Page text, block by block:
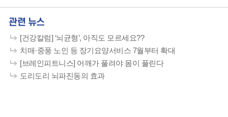
관련 뉴스
[건강칼럼] ‘뇌균형’, 아직도 모르세요??
치매·중풍 노인 등 장기요양서비스 7월부터 확대
[브레인피트니스] 어깨가 풀려야 몸이 풀린다
도리도리 뇌파진동의 효과